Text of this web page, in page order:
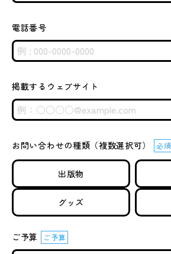
電話番号
掲載するウェブサイト
お問い合わせの種類（複数選択可） 必須
出版物
グッズ
ご予算 ご予算